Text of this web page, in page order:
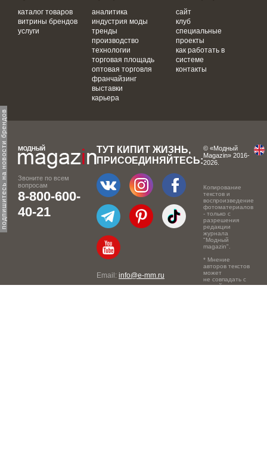
подпишитесь на новости брендов
каталог товаров
витрины брендов
услуги
аналитика
индустрия моды
тренды
производство
технологии
торговая площадь
оптовая торговля
франчайзинг
выставки
карьера
сайт
клуб
специальные
проекты
как работать в
системе
контакты
Звоните по всем
вопросам
8-800-600-
40-21
ТУТ КИПИТ ЖИЗНЬ,
ПРИСОЕДИНЯЙТЕСЬ:
Email: info@e-mm.ru
© «Модный
Magazin» 2016-
2026.
Копирование
текстов и
воспроизведение
фотоматериалов
- только с
разрешения
редакции
журнала
"Модный
magazin".
* Мнение
авторов текстов
может
не совпадать с
точкой зрения